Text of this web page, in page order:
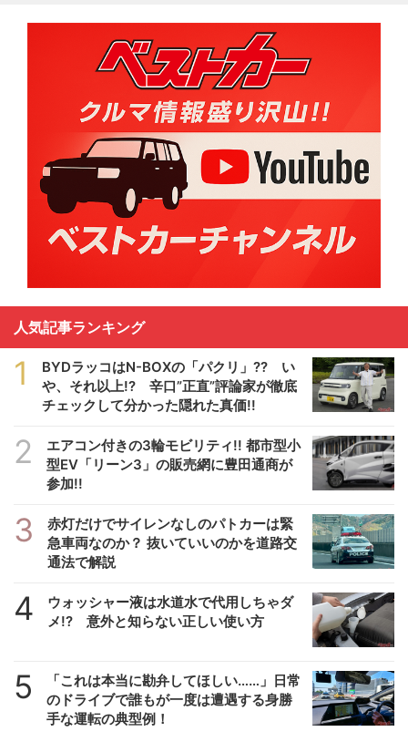
人気記事ランキング
1
BYDラッコはN-BOXの「パクリ」?? い
や、それ以上!? 辛口”正直”評論家が徹底
チェックして分かった隠れた真価!!
2
エアコン付きの3輪モビリティ!! 都市型小
型EV「リーン3」の販売網に豊田通商が
参加!!
3
赤灯だけでサイレンなしのパトカーは緊
急車両なのか？ 抜いていいのかを道路交
通法で解説
4
ウォッシャー液は水道水で代用しちゃダ
メ!? 意外と知らない正しい使い方
5
「これは本当に勘弁してほしい……」日常
のドライブで誰もが一度は遭遇する身勝
手な運転の典型例！